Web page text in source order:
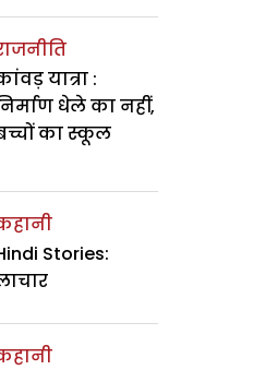
यात्रा :
धेले का नहीं,
का स्कूल
Stories: